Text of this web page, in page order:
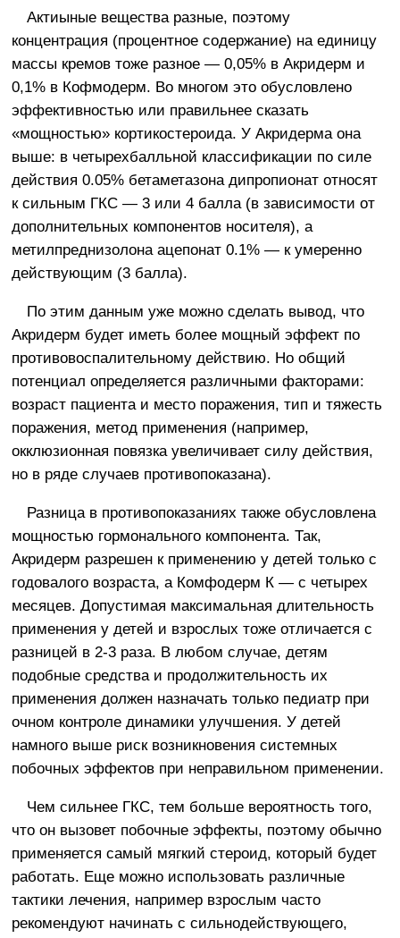
Актиыные вещества разные, поэтому
концентрация (процентное содержание) на единицу
массы кремов тоже разное — 0,05% в Акридерм и
0,1% в Кофмодерм. Во многом это обусловлено
эффективностью или правильнее сказать
«мощностью» кортикостероида. У Акридерма она
выше: в четырехбалльной классификации по силе
действия 0.05% бетаметазона дипропионат относят
к сильным ГКС — 3 или 4 балла (в зависимости от
дополнительных компонентов носителя), а
метилпреднизолона ацепонат 0.1% — к умеренно
действующим (3 балла).
По этим данным уже можно сделать вывод, что
Акридерм будет иметь более мощный эффект по
противовоспалительному действию. Но общий
потенциал определяется различными факторами:
возраст пациента и место поражения, тип и тяжесть
поражения, метод применения (например,
окклюзионная повязка увеличивает силу действия,
но в ряде случаев противопоказана).
Разница в противопоказаниях также обусловлена
мощностью гормонального компонента. Так,
Акридерм разрешен к применению у детей только с
годовалого возраста, а Комфодерм К — с четырех
месяцев. Допустимая максимальная длительность
применения у детей и взрослых тоже отличается с
разницей в 2-3 раза. В любом случае, детям
подобные средства и продолжительность их
применения должен назначать только педиатр при
очном контроле динамики улучшения. У детей
намного выше риск возникновения системных
побочных эффектов при неправильном применении.
Чем сильнее ГКС, тем больше вероятность того,
что он вызовет побочные эффекты, поэтому обычно
применяется самый мягкий стероид, который будет
работать. Еще можно использовать различные
тактики лечения, например взрослым часто
рекомендуют начинать с сильнодействующего,